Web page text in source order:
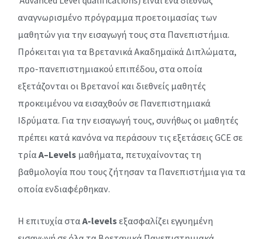
αναγνωρισμένο πρόγραμμα προετοιμασίας των
μαθητών για την εισαγωγή τους στα Πανεπιστήμια.
Πρόκειται για τα Βρετανικά Ακαδημαϊκά Διπλώματα,
προ-πανεπιστημιακού επιπέδου, στα οποία
εξετάζονται οι Βρετανοί και διεθνείς μαθητές
προκειμένου να εισαχθούν σε Πανεπιστημιακά
Ιδρύματα. Για την εισαγωγή τους, συνήθως οι μαθητές
πρέπει κατά κανόνα να περάσουν τις εξετάσεις GCE σε
τρία A–Levels μαθήματα, πετυχαίνοντας τη
βαθμολογία που τους ζήτησαν τα Πανεπιστήμια για τα
οποία ενδιαφέρθηκαν.
Η επιτυχία σταA-levels εξασφαλίζει εγγυημένη